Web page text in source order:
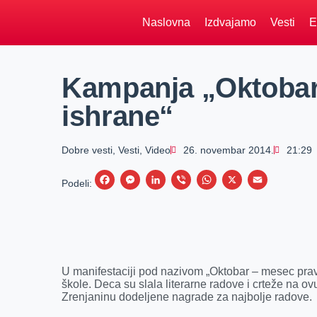
Naslovna Izdvajamo Vesti
Kampanja
ishrane“
Dobre vesti ,Vesti ,Video 26. novembar 2014. 21:29
Podeli:
F
o
o
M
n
g
L
d
I
V
W
A
p
X
U manifestaciji pod nazivom „Oktobar – mesec
škole. Deca su slala literarne radove i crteže na
Zrenjaninu dodeljene nagrade za najbolje radove.